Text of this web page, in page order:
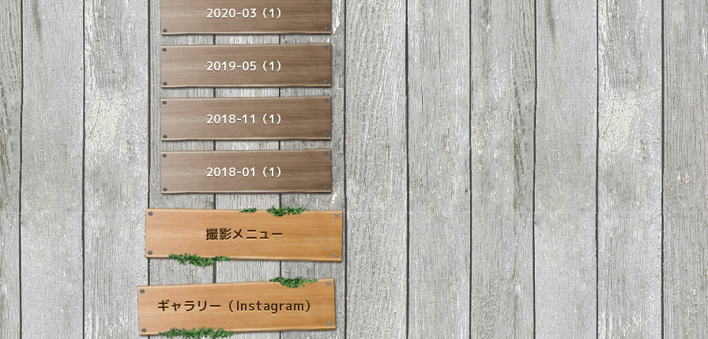
2020-03（1）
2019-05（1）
2018-11（1）
2018-01（1）
撮影メニュー
ギャラリー（Instagram）